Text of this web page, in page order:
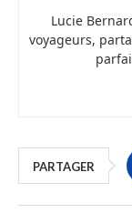
Lucie
voyageurs,
PARTAGER